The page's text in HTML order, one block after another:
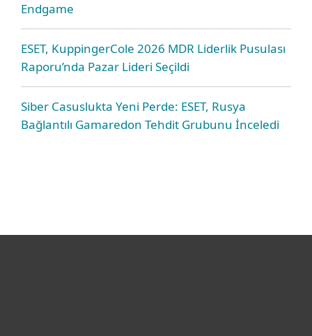
Endgame
ESET, KuppingerCole 2026 MDR Liderlik Pusulası
Raporu’nda Pazar Lideri Seçildi
Siber Casuslukta Yeni Perde: ESET, Rusya
Bağlantılı Gamaredon Tehdit Grubunu İnceledi